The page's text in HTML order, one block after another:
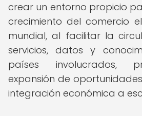
crear un entorno propicio
crecimiento del comercio
mundial, al facilitar la
servicios, datos y
países involucrados,
expansión de
integración económica a